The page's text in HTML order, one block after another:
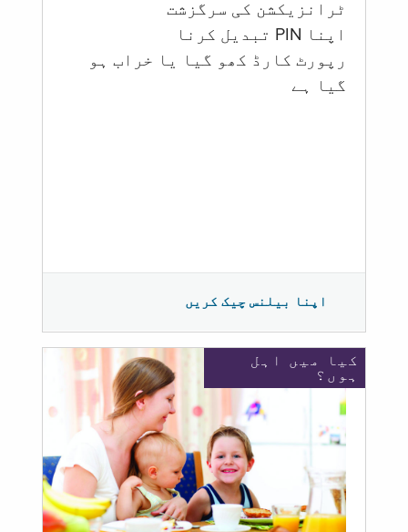
ٹرانزیکشن کی سرگزشت
اپنا PIN تبدیل کرنا
رپورٹ کارڈ کھو گیا یا خراب ہو
گيا ہے
اپنا بیلنس چیک کریں
کیا میں اہل
ہوں؟